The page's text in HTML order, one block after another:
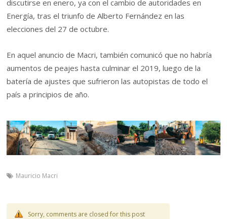
discutirse en enero, ya con el cambio de autoridades en
Energía, tras el triunfo de Alberto Fernández en las
elecciones del 27 de octubre.
En aquel anuncio de Macri, también comunicó que no habría
aumentos de peajes hasta culminar el 2019, luego de la
batería de ajustes que sufrieron las autopistas de todo el
país a principios de año.
Mauricio Macri
Sorry, comments are closed for this post